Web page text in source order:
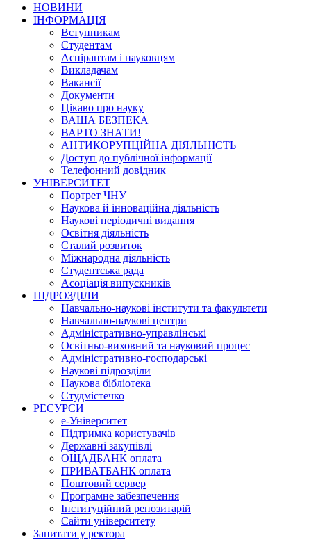
НОВИНИ
ІНФОРМАЦІЯ
Вступникам
Студентам
Аспірантам і науковцям
Викладачам
Вакансії
Документи
Цікаво про науку
ВАША БЕЗПЕКА
ВАРТО ЗНАТИ!
АНТИКОРУПЦІЙНА ДІЯЛЬНІСТЬ
Доступ до публічної інформації
Телефонний довідник
УНІВЕРСИТЕТ
Портрет ЧНУ
Наукова й інноваційна діяльність
Наукові періодичні видання
Освітня діяльність
Сталий розвиток
Міжнародна діяльність
Студентська рада
Асоціація випускників
ПІДРОЗДІЛИ
Навчально-наукові інститути та факультети
Навчально-наукові центри
Адміністративно-управлінські
Освітньо-виховний та науковий процес
Адміністративно-господарські
Наукові підрозділи
Наукова бібліотека
Студмістечко
РЕСУРСИ
е-Університет
Підтримка користувачів
Державні закупівлі
ОЩАДБАНК оплата
ПРИВАТБАНК оплата
Поштовий сервер
Програмне забезпечення
Інституційний репозитарій
Сайти університету
Запитати у ректора